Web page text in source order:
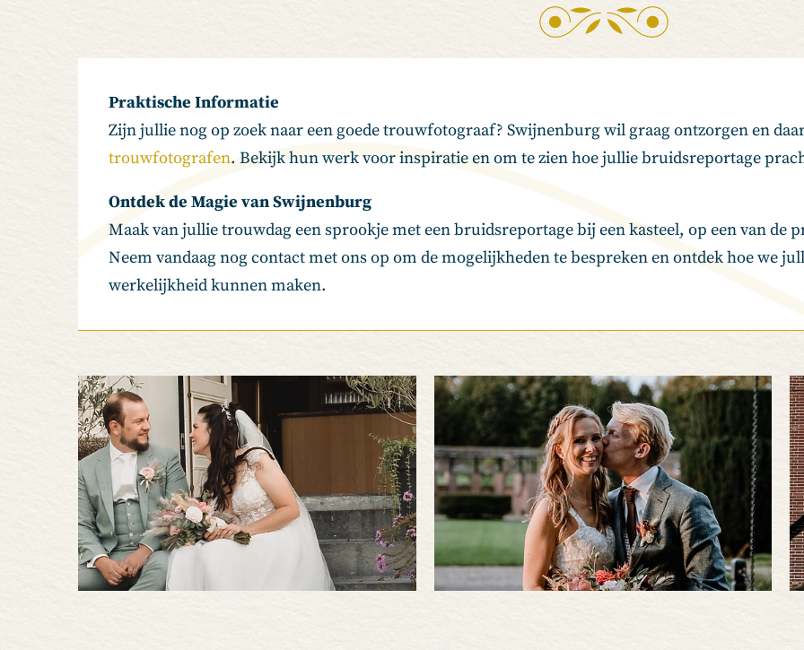
Praktische Informatie
Zijn jullie nog op zoek naar een goede trouwfotograaf? Swijnenburg wil graag ontzorgen en
trouwfotografen. Bekijk hun werk voor inspiratie en om te zien hoe jullie bruidsreportage
Ontdek de Magie van Swijnenburg
Maak van jullie trouwdag een sprookje met een bruidsreportage bij een kasteel, op een van de
Neem vandaag nog contact met ons op om de mogelijkheden te bespreken en ontdek hoe we
werkelijkheid kunnen maken.